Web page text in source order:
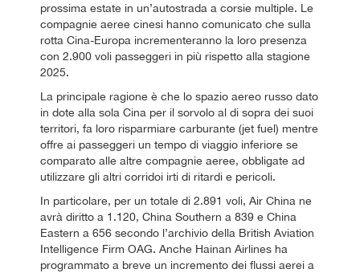
prossima estate in un’autostrada a corsie multiple. Le
compagnie aeree cinesi hanno comunicato che sulla
rotta Cina-Europa incrementeranno la loro presenza
con 2.900 voli passeggeri in più rispetto alla stagione
2025.
La principale ragione è che lo spazio aereo russo dato
in dote alla sola Cina per il sorvolo al di sopra dei suoi
territori, fa loro risparmiare carburante (jet fuel) mentre
offre ai passeggeri un tempo di viaggio inferiore se
comparato alle altre compagnie aeree, obbligate ad
utilizzare gli altri corridoi irti di ritardi e pericoli.
In particolare, per un totale di 2.891 voli, Air China ne
avrà diritto a 1.120, China Southern a 839 e China
Eastern a 656 secondo l’archivio della British Aviation
Intelligence Firm OAG. Anche Hainan Airlines ha
programmato a breve un incremento dei flussi aerei a